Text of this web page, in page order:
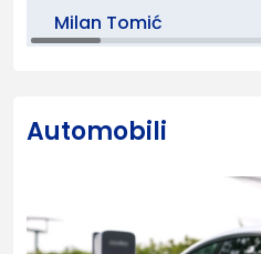
Milan Tomić
Automobili